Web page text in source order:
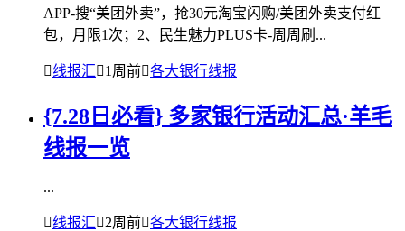
APP-搜“美团外卖”，抢30元淘宝闪购/美团外卖支付红
包，月限1次；2、民生魅力PLUS卡-周周刷...
线报汇1周前各大银行线报
{7.28日必看} 多家银行活动汇总·羊毛
线报一览
...
线报汇2周前各大银行线报